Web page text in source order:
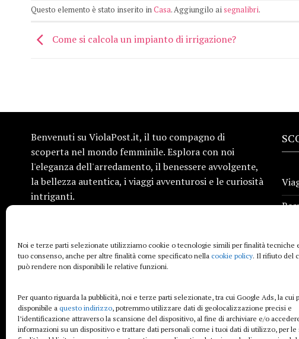
Noi e terze parti selezionate utilizziamo cookie o tecnologie simili per finalità tecniche
tuo consenso, anche per altre finalità come specificato nella cookie policy. Il rifiuto del
può rendere non disponibili le relative funzioni.
Per quanto riguarda la pubblicità, noi e terze parti selezionate, tra cui Google Ads, la cui
disponibile a questo indirizzo, potremmo utilizzare dati di geolocalizzazione precisi e
l’identificazione attraverso la scansione del dispositivo, al fine di archiviare e/o
informazioni su un dispositivo e trattare dati personali come i tuoi dati di utilizzo, per le
Questo elemento è stato inserito inCasa. Aggiungilo aisegnalibri.
Come si calcola un impianto di irrigazione?
Benvenuti su ViolaPost.it, il tuo compagno di
scoperta nel mondo femminile. Esplora con noi
l'eleganza dell'arredamento, il benessere avvolgente,
la bellezza autentica, i viaggi avventurosi e le curiosità
intriganti.
nel nostro universo e lasciati affascinare dalle storie
che raccontiamo.